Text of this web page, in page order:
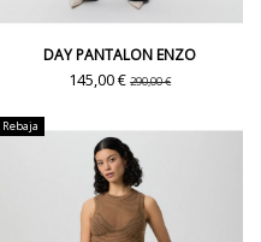
DAY PANTALON ENZO
145,00 €290,00 €
Rebaja